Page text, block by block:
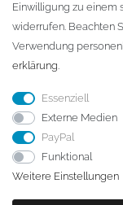
info@dach-teufel.de
Einwilligung zu einem
widerrufen. Beachten
Verwendung
erklärung.
Essenziell
Externe Medien
PayPal
Funktional
Weitere Einstellungen